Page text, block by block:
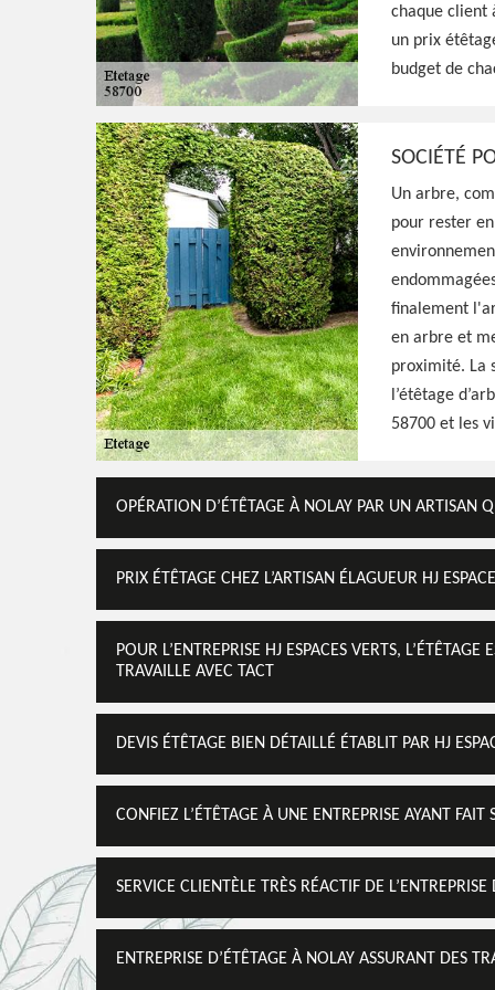
Paysagiste aguerri à Nolay 58700, HJ
qualifié pour s'occuper de l'étêtage de vos
avec minutie, résultat irréprochable
Voir Nos Realisations Contactez-Nous!
chaque client
un prix
budget de
SOCIÉTÉ
Un arbre,
pour rester
finalement
en arbre et
proximité. La
l’étêtage
58700 et les
OPÉRATION D’ÉTÊTAGE À NOLAY PAR UN ARTISAN
PRIX ÉTÊTAGE CHEZ L’ARTISAN ÉLAGUEUR HJ
POUR L’ENTREPRISE HJ ESPACES VERTS,
TRAVAILLE AVEC TACT
DEVIS ÉTÊTAGE BIEN DÉTAILLÉ ÉTABLIT PAR HJ
CONFIEZ L’ÉTÊTAGE À UNE ENTREPRISE AYANT FAIT
SERVICE CLIENTÈLE TRÈS RÉACTIF DE
ENTREPRISE D’ÉTÊTAGE À NOLAY ASSURANT DES